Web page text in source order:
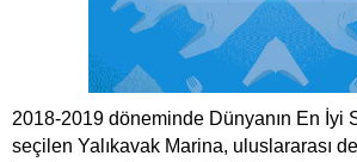
2018-2019 döneminde Dünyanın En İyi
seçilen Yalıkavak Marina, uluslararası